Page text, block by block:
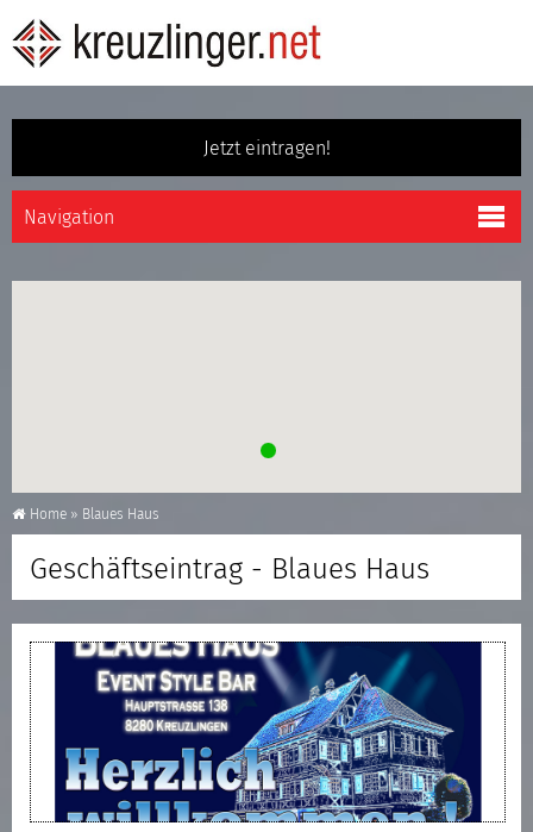
Jetzt eintragen!
Home » Blaues Haus
Geschäftseintrag - Blaues Haus